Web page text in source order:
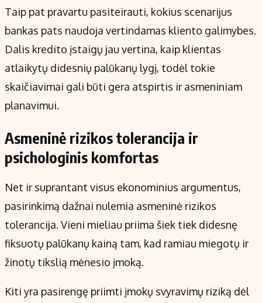
Taip pat pravartu pasiteirauti, kokius scenarijus
bankas pats naudoja vertindamas kliento galimybes.
Dalis kredito įstaigų jau vertina, kaip klientas
atlaikytų didesnių palūkanų lygį, todėl tokie
skaičiavimai gali būti gera atspirtis ir asmeniniam
planavimui.
Asmeninė rizikos tolerancija ir
psichologinis komfortas
Net ir suprantant visus ekonominius argumentus,
pasirinkimą dažnai nulemia asmeninė rizikos
tolerancija. Vieni mieliau priima šiek tiek didesnę
fiksuotų palūkanų kainą tam, kad ramiau miegotų ir
žinotų tikslią mėnesio įmoką.
Kiti yra pasirengę priimti įmokų svyravimų riziką dėl